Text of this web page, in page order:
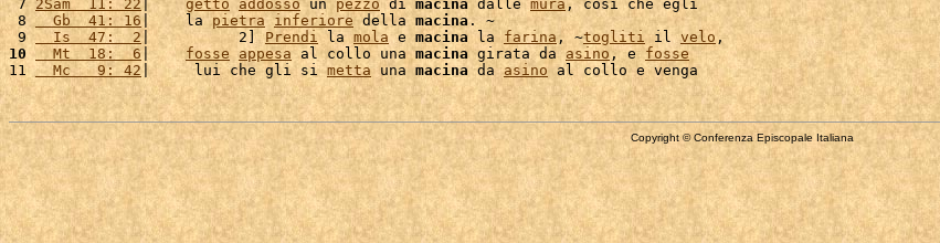
7 2Sam  11: 22| gettò addosso un pezzo di macina dalle mura , così che egli
8
  Gb  41: 16
|    la pietra inferiore della macina. ~
9
  Is  47:  2
|          2] Prendi la mola e macina la farina , ~togliti il velo
10
  Mt  18:  6
| fosse appesa al collo una macina girata da asino , e fosse
11
  Mc   9: 42
|     lui che gli si metta una macina da asino
Copyright © Conferenza Episcopale Italiana